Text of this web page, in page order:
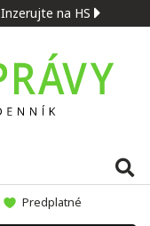
Inzerujte na HS
Predplatné